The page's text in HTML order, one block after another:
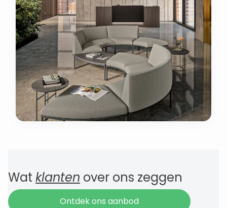
Wat klanten over ons zeggen
Ontdek ons aanbod